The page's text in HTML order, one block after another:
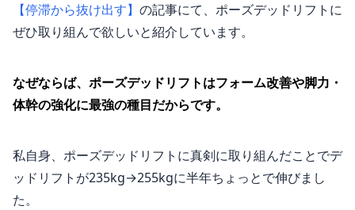
【停滞から抜け出す】 の記事にて、ポーズデッドリフトに
ぜひ取り組んで欲しいと紹介しています。
なぜならば、ポーズデッドリフトはフォーム改善や脚力・
体幹の強化に最強の種目だからです。
私自身、ポーズデッドリフトに真剣に取り組んだことでデ
ッドリフトが235kg→255kgに半年ちょっとで伸びまし
た。